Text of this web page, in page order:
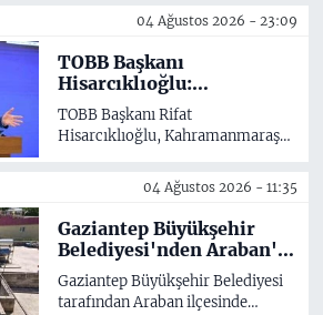
kültürel projelerine bir yenisini
daha ekledi. Özgecan Hanımlar
Yüzme Havuzu Spor ve Kültür
Merkezi'nde düzenlenen el
sanatları kurslarıyla 7-14 yaş
arasındaki çocuklar hem yeni
beceriler kazanıyor hem de yaz
04 Ağustos 2026 - 23:09
TOBB Başkanı
Hisarcıklıoğlu:
'Kahramanmaraş, üretim
gücüyle Türkiye
ekonomisinin lokomotif
TOBB Başkanı Rifat
Hisarcıklıoğlu, Kahramanmaraş
hizmet binasının açılış töreninde
yaptığı açıklamada,
'Kahramanmaraş, sanayi, tekstil,
tarım ve gıda sektörlerindeki
üretim gücüyle Türkiye
ekonomisinin lokomotif
şehirlerinden birisidir' dedi.
04 Ağustos 2026 - 11:35
Gaziantep Büyükşehir
Belediyesi'nden Araban'a
ilk sıcak asfalt
Gaziantep Büyükşehir Belediyesi
tarafından Araban ilçesinde